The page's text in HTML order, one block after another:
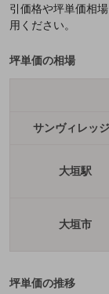
引価格や坪単価相
用ください。
坪単価の相場
サンヴィレッ
大垣駅
大垣市
坪単価の推移